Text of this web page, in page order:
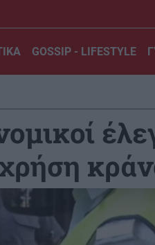
GOSSIP - LIFESTYLE